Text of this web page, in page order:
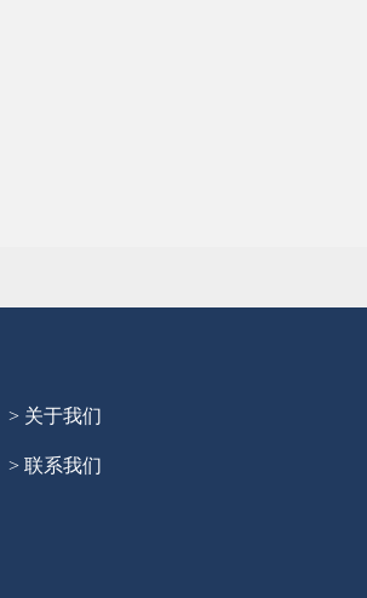
> 关于我们
> 联系我们